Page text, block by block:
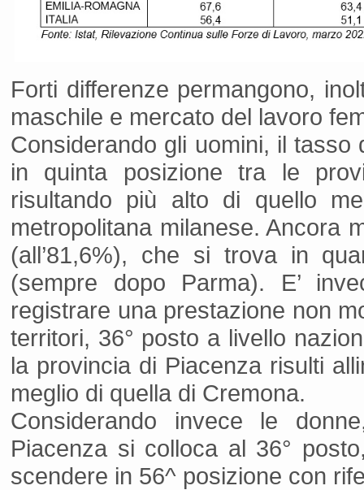
Forti differenze permangono,
maschile e mercato del lavoro
Considerando gli uomini, il
in quinta posizione tra le
risultando più alto di quello
metropolitana milanese. Ancora
(all’81,6%), che si trova in
(sempre dopo Parma). E’
registrare una prestazione non
territori, 36° posto a livello
la provincia di Piacenza risulti
meglio di quella di Cremona.
Considerando invece le
Piacenza si colloca al 36°
scendere in 56^ posizione con